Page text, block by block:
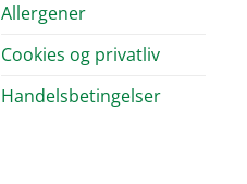
Allergener
Cookies og privatliv
Handelsbetingelser